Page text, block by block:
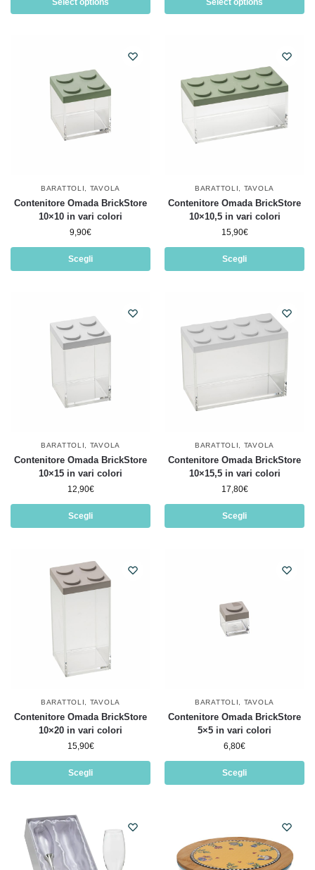
Select options Select options
BARATTOLI TAVOLA
Contenitore Omada BrickStore
10×10 in vari colori
9,90€
Scegli
BARATTOLI TAVOLA
Contenitore Omada BrickStore
10×10,5 in vari colori
15,90€
Scegli
BARATTOLI TAVOLA
Contenitore Omada BrickStore
10×15 in vari colori
12,90€
Scegli
BARATTOLI TAVOLA
Contenitore Omada BrickStore
10×15,5 in vari colori
17,80€
Scegli
BARATTOLI TAVOLA
Contenitore Omada BrickStore
10×20 in vari colori
15,90€
Scegli
BARATTOLI TAVOLA
Contenitore Omada BrickStore
5×5 in vari colori
6,80€
Scegli